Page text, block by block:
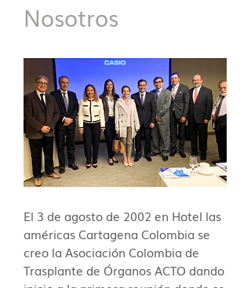
Nosotros
El 3 de agosto de 2002 en Hotel las
américas Cartagena Colombia se
creo la Asociación Colombia de
Trasplante de Órganos ACTO dando